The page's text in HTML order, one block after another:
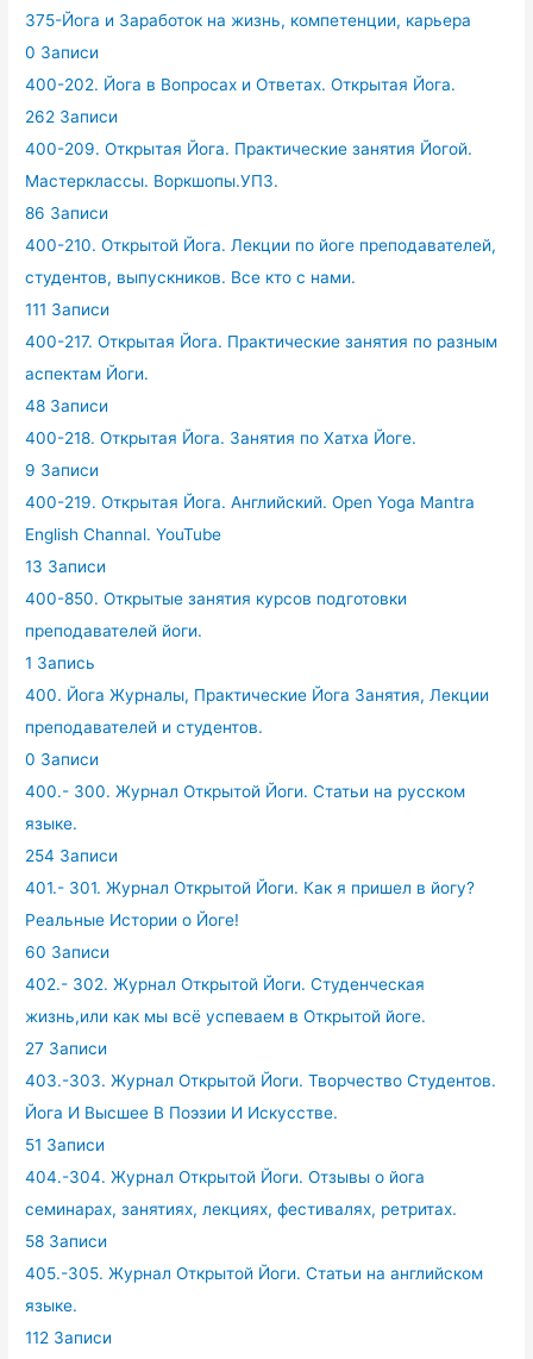
375-Йога и Заработок на жизнь, компетенции, карьера
0 Записи
400-202. Йога в Вопросах и Ответах. Открытая Йога.
262 Записи
400-209. Открытая Йога. Практические занятия Йогой.
Мастерклассы. Воркшопы.УПЗ.
86 Записи
400-210. Открытой Йога. Лекции по йоге преподавателей,
студентов, выпускников. Все кто с нами.
111 Записи
400-217. Открытая Йога. Практические занятия по разным
аспектам Йоги.
48 Записи
400-218. Открытая Йога. Занятия по Хатха Йоге.
9 Записи
400-219. Открытая Йога. Английский. Open Yoga Mantra
English Channal. YouTube
13 Записи
400-850. Открытые занятия курсов подготовки
преподавателей йоги.
1 Запись
400. Йога Журналы, Практические Йога Занятия, Лекции
преподавателей и студентов.
0 Записи
400.- 300. Журнал Открытой Йоги. Статьи на русском
языке.
254 Записи
401.- 301. Журнал Открытой Йоги. Как я пришел в йогу?
Реальные Истории о Йоге!
60 Записи
402.- 302. Журнал Открытой Йоги. Студенческая
жизнь,или как мы всё успеваем в Открытой йоге.
27 Записи
403.-303. Журнал Открытой Йоги. Творчество Студентов.
Йога И Высшее В Поэзии И Искусстве.
51 Записи
404.-304. Журнал Открытой Йоги. Отзывы о йога
семинарах, занятиях, лекциях, фестивалях, ретритах.
58 Записи
405.-305. Журнал Открытой Йоги. Статьи на английском
языке.
112 Записи